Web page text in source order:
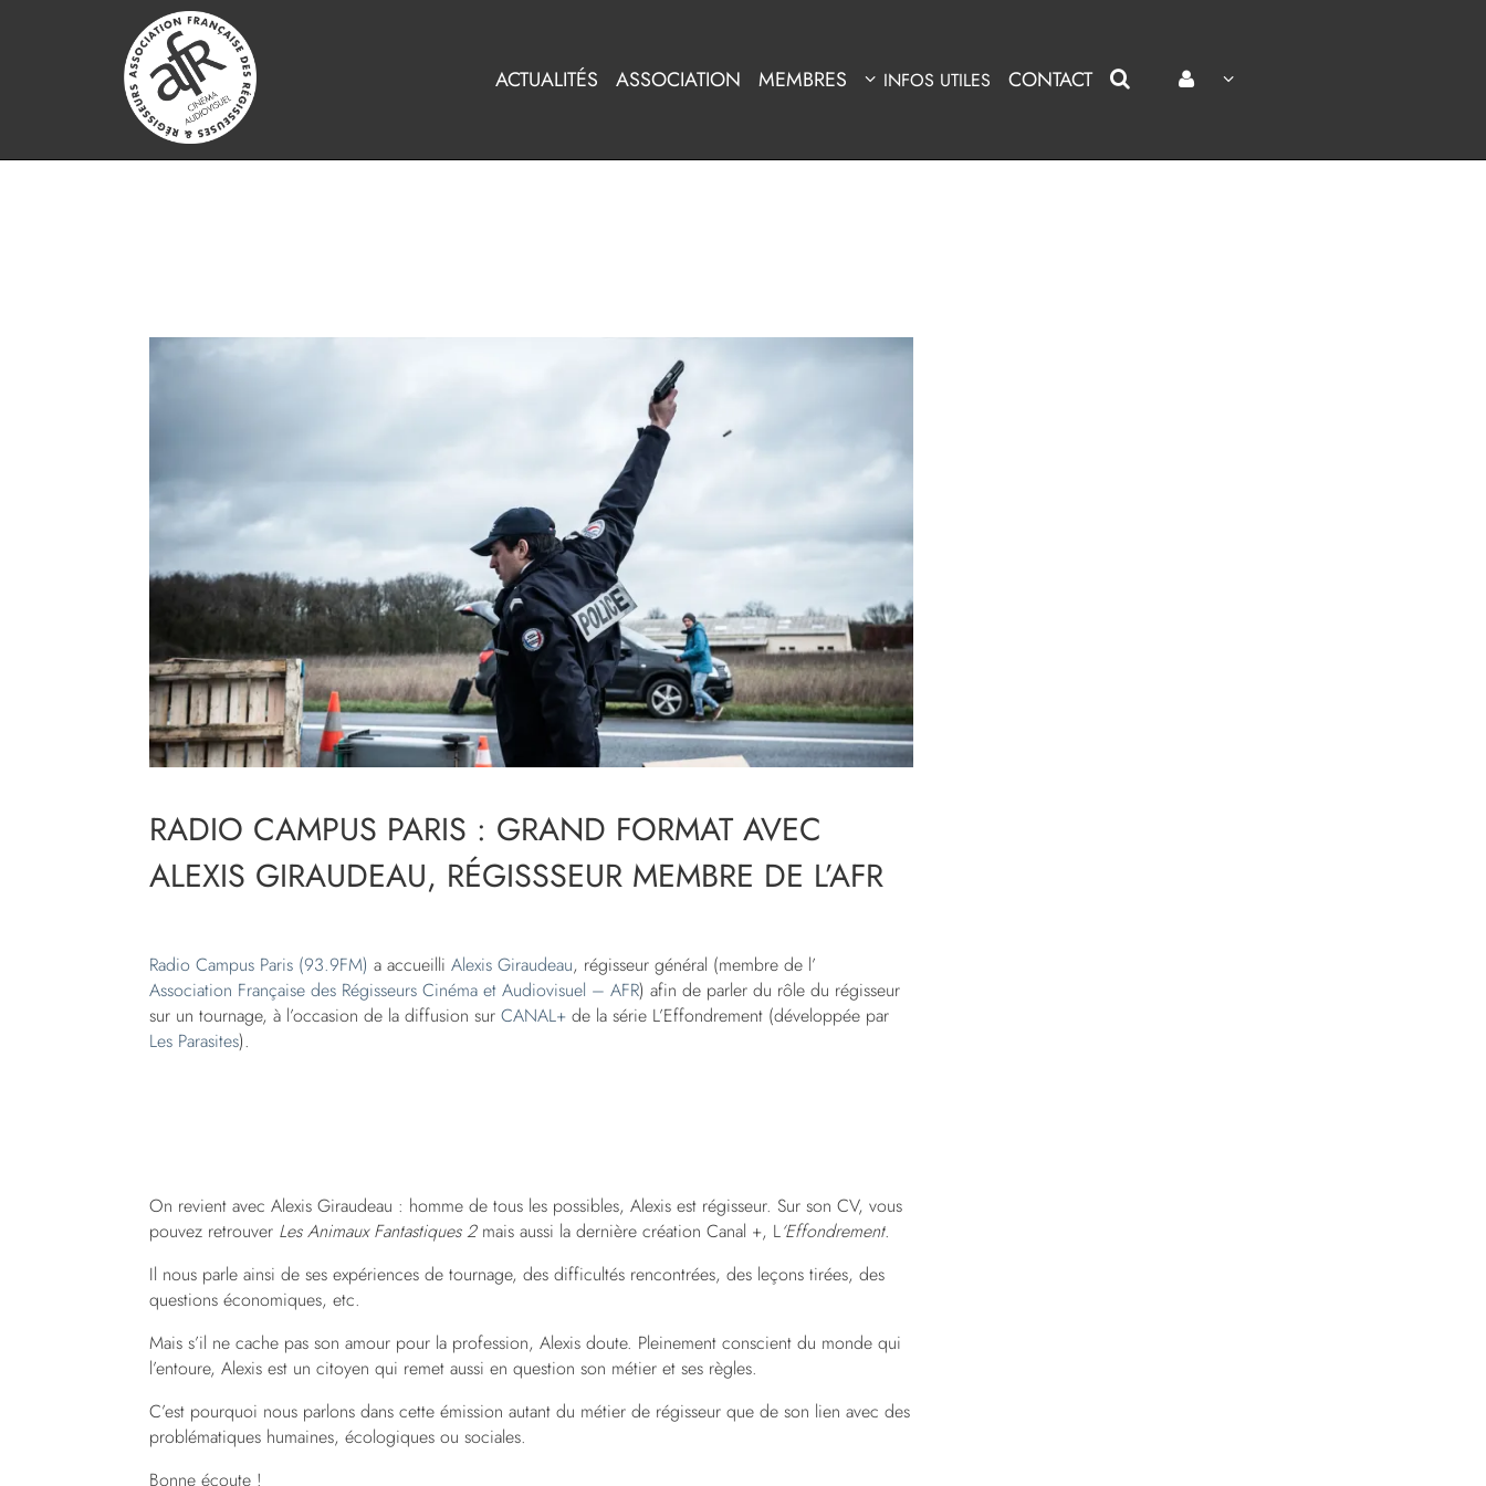
ACTUALITÉS ASSOCIATION MEMBRES INFOS UTILES CONTACT
RADIO CAMPUS PARIS : GRAND FORMAT AVEC
ALEXIS GIRAUDEAU, RÉGISSSEUR MEMBRE DE L’AFR
Radio Campus Paris (93.9FM) a accueilli Alexis Giraudeau, régisseur général (membre de l’
Association Française des Régisseurs Cinéma et Audiovisuel – AFR) afin de parler du rôle du régisseur
sur un tournage, à l’occasion de la diffusion sur CANAL+de la série L’Effondrement (développée par
Les Parasites).
On revient avec Alexis Giraudeau : homme de tous les possibles, Alexis est régisseur. Sur son CV, vous
pouvez retrouver Les Animaux Fantastiques 2mais aussi la dernière création Canal +, L‘Effondrement.
Il nous parle ainsi de ses expériences de tournage, des difficultés rencontrées, des leçons tirées, des
questions économiques, etc.
Mais s’il ne cache pas son amour pour la profession, Alexis doute. Pleinement conscient du monde qui
l’entoure, Alexis est un citoyen qui remet aussi en question son métier et ses règles.
C’est pourquoi nous parlons dans cette émission autant du métier de régisseur que de son lien avec des
problématiques humaines, écologiques ou sociales.
Bonne écoute !